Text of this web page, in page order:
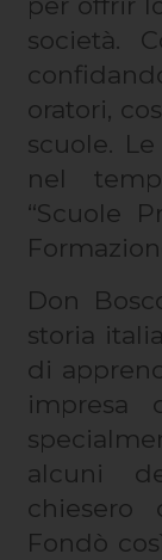
società.
oratori,
scuole.
nel
“Scuole
Don
storia
di
impresa
alcuni
Fondò